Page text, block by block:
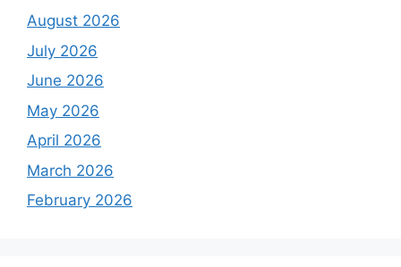
August 2026
July 2026
June 2026
May 2026
April 2026
March 2026
February 2026